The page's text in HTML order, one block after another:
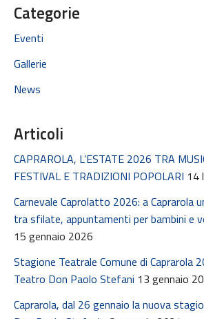
Categorie
Eventi
Gallerie
News
Articoli
CAPRAROLA, L’ESTATE 2026 TRA
FESTIVAL E TRADIZIONI POPOLARI 14
Carnevale Caprolatto 2026: a Caprarola
tra sfilate, appuntamenti per bambini e
15 gennaio 2026
Stagione Teatrale Comune di Caprarola
Teatro Don Paolo Stefani 13 gennaio
Caprarola, dal 26 gennaio la nuova